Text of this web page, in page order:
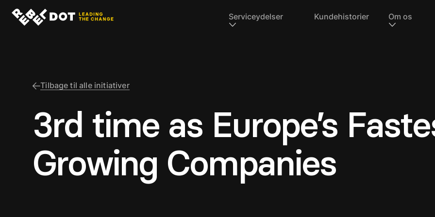
Serviceydelser Kundehistorier Om os
Tilbage til alle initiativer
3rd time as Europe’s
Growing Companies